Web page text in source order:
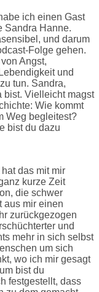
ich einen Gast
Sandra Hanne.
und darum
Folge gehen.
Angst,
und
tun. Sandra,
bist. Vielleicht magst
Wie kommt
Weg begleitest?
bist du dazu
das mit mir
kurze Zeit
die schwer
aus mir einen
zurückgezogen
und
mehr in sich selbst
um sich
wo ich mir gesagt
bist du
festgestellt, dass